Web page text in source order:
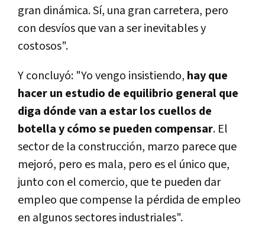
gran dinámica. Sí, una gran carretera, pero
con desvíos que van a ser inevitables y
costosos".
Y concluyó: "Yo vengo insistiendo, hay que
hacer un estudio de equilibrio general que
diga dónde van a estar los cuellos de
botella y cómo se pueden compensar. El
sector de la construcción, marzo parece que
mejoró, pero es mala, pero es el único que,
junto con el comercio, que te pueden dar
empleo que compense la pérdida de empleo
en algunos sectores industriales".